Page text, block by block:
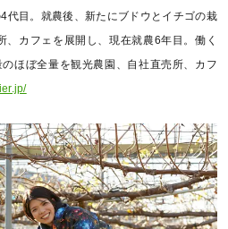
代目。就農後、新たにブドウとイチゴの栽
、カフェを展開し、現在就農6年目。働く
ほぼ全量を観光農園、自社直売所、カフ